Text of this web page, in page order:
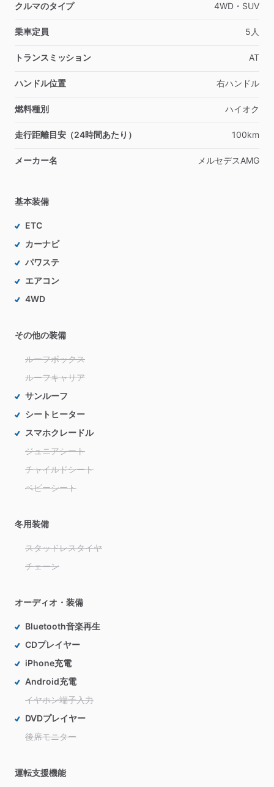
クルマのタイプ 4WD・SUV
乗車定員 5人
トランスミッション AT
ハンドル位置 右ハンドル
燃料種別 ハイオク
走行距離目安（24時間あたり） 100km
メーカー名 メルセデスAMG
基本装備
ETC
カーナビ
パワステ
エアコン
4WD
その他の装備
ルーフボックス
ルーフキャリア
サンルーフ
シートヒーター
スマホクレードル
ジュニアシート
チャイルドシート
ベビーシート
冬用装備
スタッドレスタイヤ
チェーン
オーディオ・装備
Bluetooth音楽再生
CDプレイヤー
iPhone充電
Android充電
イヤホン端子入力
DVDプレイヤー
後席モニター
運転支援機能